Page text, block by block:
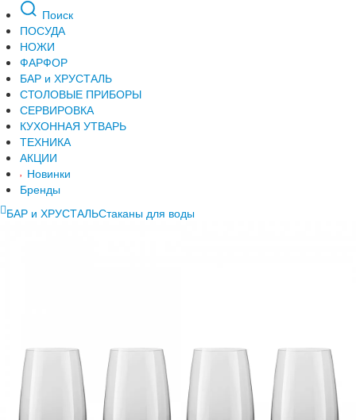
Поиск
ПОСУДА
НОЖИ
ФАРФОР
БАР и ХРУСТАЛЬ
СТОЛОВЫЕ ПРИБОРЫ
СЕРВИРОВКА
КУХОННАЯ УТВАРЬ
ТЕХНИКА
АКЦИИ
Новинки
Бренды
БАР и ХРУСТАЛЬСтаканы для воды